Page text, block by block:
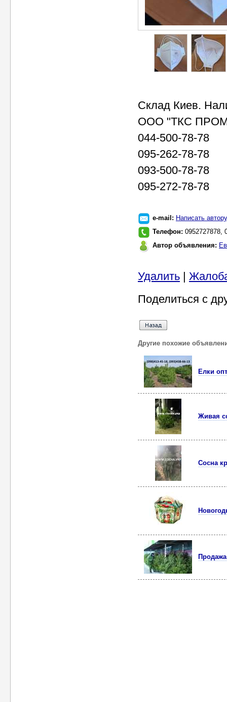
Склад Киев.
ООО "ТКС
044-500-78-78
095-262-78-78
093-500-78-78
095-272-78-78
e-mail: Написать автору
Телефон: 0952727878,
Автор объявления:
Удалить |
Поделиться с
Другие похожие
Елки
Живая
Сосна